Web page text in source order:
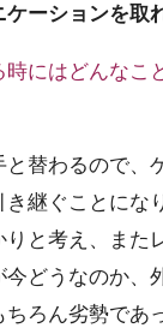
ーションを取
にはどんなこ
替わるので、
き継ぐことにな
と考え、また
今どうなのか、
ろん劣勢であ